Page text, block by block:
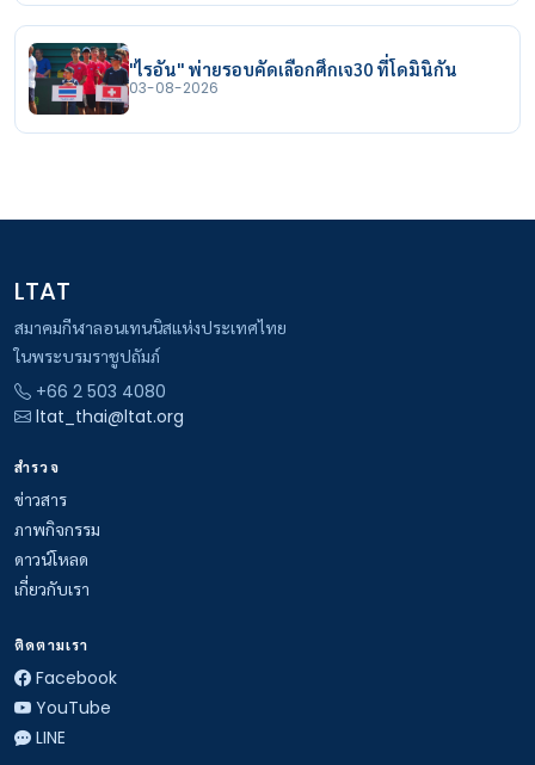
"ไรอัน" พ่ายรอบคัดเลือกศึกเจ30 ที่โดมินิกัน
03-08-2026
LTAT
สมาคมกีฬาลอนเทนนิสแห่งประเทศไทย
ในพระบรมราชูปถัมภ์
+66 2 503 4080
ltat_thai@ltat.org
สำรวจ
ข่าวสาร
ภาพกิจกรรม
ดาวน์โหลด
เกี่ยวกับเรา
ติดตามเรา
Facebook
YouTube
LINE